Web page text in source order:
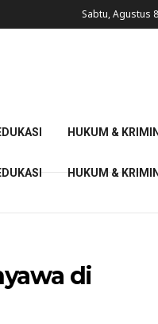
Sabtu, Agustus
HUKUM &
HUKUM &
di